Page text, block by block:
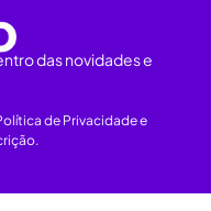
das novidades e
de Privacidade e